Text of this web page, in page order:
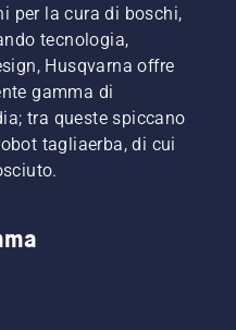
per la cura di boschi,
tecnologia,
Husqvarna offre
gamma di
tra queste spiccano
tagliaerba, di cui